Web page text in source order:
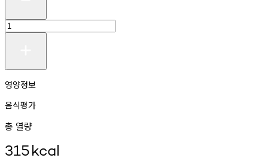
영양정보
음식평가
총 열량
315kcal